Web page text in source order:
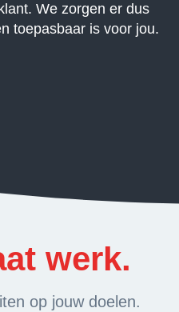
We zorgen er dus
toepasbaar is voor jou.
werk.
op jouw doelen.